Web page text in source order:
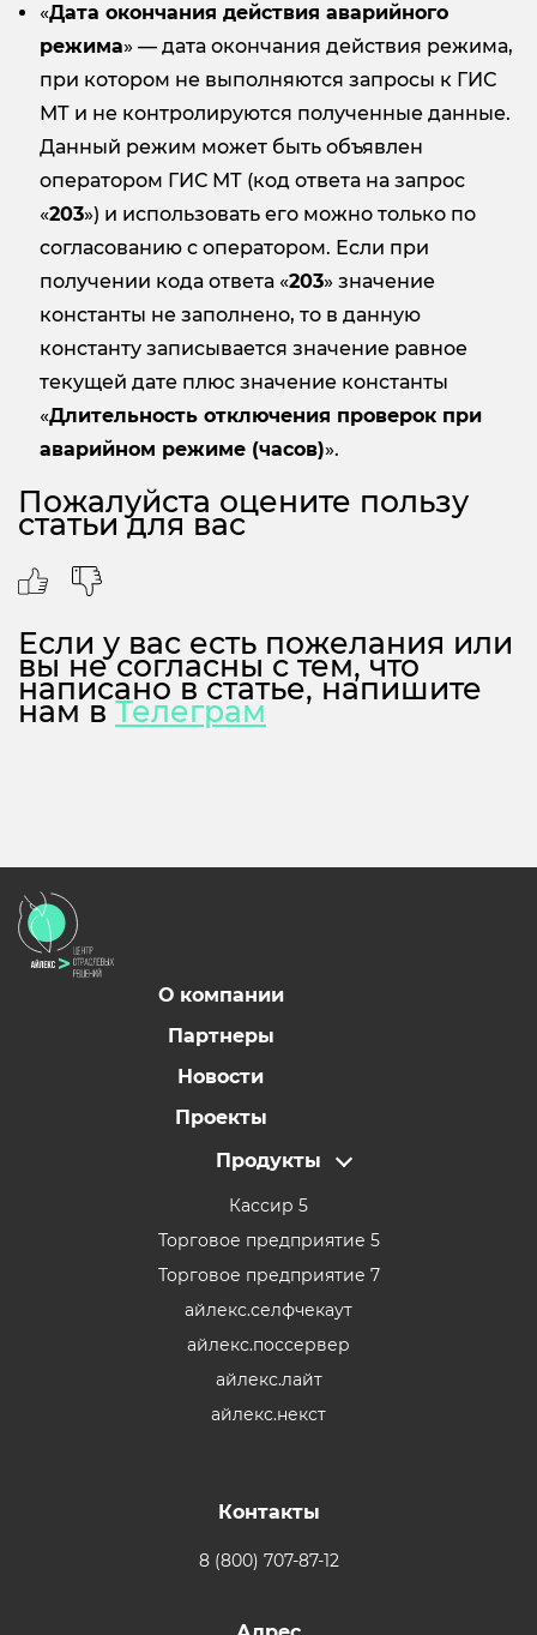
«Дата окончания действия аварийного
режима» — дата окончания действия режима,
при котором не выполняются запросы к ГИС
МТ и не контролируются полученные данные.
Данный режим может быть объявлен
оператором ГИС МТ (код ответа на запрос
«203») и использовать его можно только по
согласованию с оператором. Если при
получении кода ответа «203» значение
константы не заполнено, то в данную
константу записывается значение равное
текущей дате плюс значение константы
«Длительность отключения проверок при
аварийном режиме (часов)».
Пожалуйста оцените пользу
статьи для вас
Если у вас есть пожелания или
вы не согласны с тем, что
написано в статье, напишите
нам вТелеграм
О компании
Партнеры
Новости
Проекты
Продукты
Кассир 5
Торговое предприятие 5
Торговое предприятие 7
айлекс.селфчекаут
айлекс.поссервер
айлекс.лайт
айлекс.некст
Контакты
8 (800) 707-87-12